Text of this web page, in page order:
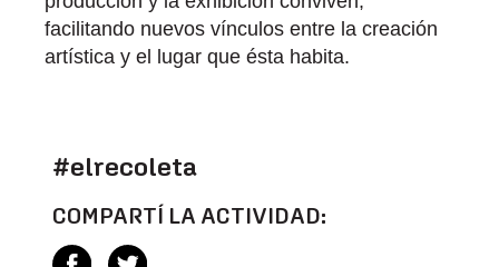
facilitando nuevos vínculos entre la creación
artística y el lugar que ésta habita.
#elrecoleta
COMPARTÍ LA ACTIVIDAD: